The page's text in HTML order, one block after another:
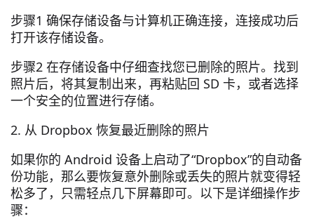
步骤1 确保存储设备与计算机正确连接，连接成功后
打开该存储设备。
步骤2 在存储设备中仔细查找您已删除的照片。找到
照片后，将其复制出来，再粘贴回 SD 卡，或者选择
一个安全的位置进行存储。
2. 从 Dropbox 恢复最近删除的照片
如果你的 Android 设备上启动了“Dropbox”的自动备
份功能，那么要恢复意外删除或丢失的照片就变得轻
松多了，只需轻点几下屏幕即可。以下是详细操作步
骤：